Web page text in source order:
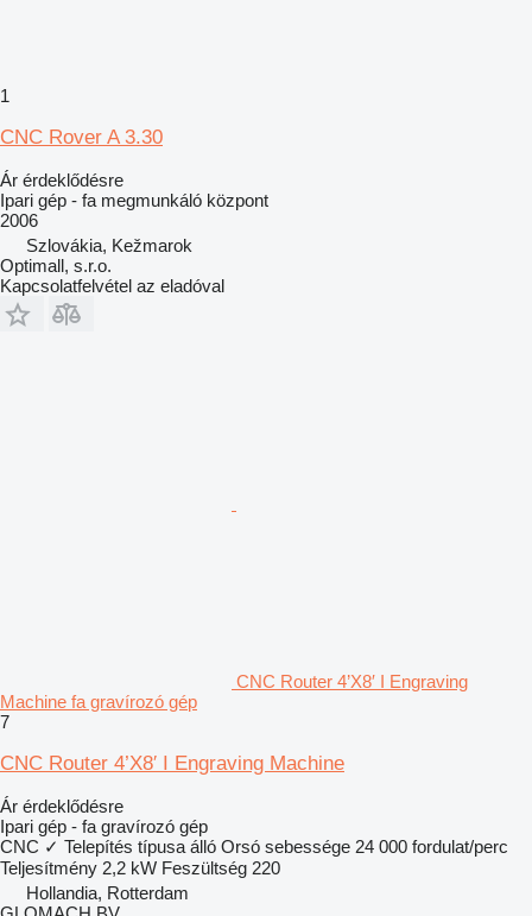
1
CNC Rover A 3.30
Ár érdeklődésre
Ipari gép - fa megmunkáló központ
2006
Szlovákia, Kežmarok
Optimall, s.r.o.
Kapcsolatfelvétel az eladóval
CNC Router 4’X8′ I Engraving
Machine fa gravírozó gép
7
CNC Router 4’X8′ I Engraving Machine
Ár érdeklődésre
Ipari gép - fa gravírozó gép
CNC ✓ Telepítés típusa álló Orsó sebessége 24 000 fordulat/perc
Teljesítmény 2,2 kW Feszültség 220
Hollandia, Rotterdam